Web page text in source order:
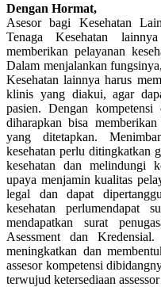
Dengan Hormat,
Asesor bagi Kesehatan
Tenaga Kesehatan
memberikan pelayanan
Dalam menjalankan
Kesehatan lainnya harus
klinis yang diakui, agar
pasien. Dengan
diharapkan bisa
yang ditetapkan.
kesehatan perlu ditingkatkan
kesehatan dan melindungi
upaya menjamin kualitas
legal dan dapat
kesehatan perlumendapat
mendapatkan surat
Asessment dan
meningkatkan dan
assesor kompetensi
terwujud ketersediaan